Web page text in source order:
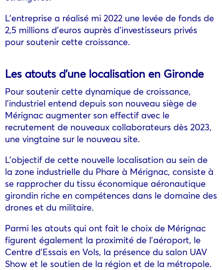
L’entreprise a réalisé mi 2022 une levée de fonds de
2,5 millions d’euros auprès d’investisseurs privés
pour soutenir cette croissance.
Les atouts d’une localisation en Gironde
Pour soutenir cette dynamique de croissance,
l’industriel entend depuis son nouveau siège de
Mérignac augmenter son effectif avec le
recrutement de nouveaux collaborateurs dès 2023,
une vingtaine sur le nouveau site.
L’objectif de cette nouvelle localisation au sein de
la zone industrielle du Phare à Mérignac, consiste à
se rapprocher du tissu économique aéronautique
girondin riche en compétences dans le domaine des
drones et du militaire.
Parmi les atouts qui ont fait le choix de Mérignac
figurent également la proximité de l’aéroport, le
Centre d’Essais en Vols, la présence du salon UAV
Show et le soutien de la région et de la métropole.